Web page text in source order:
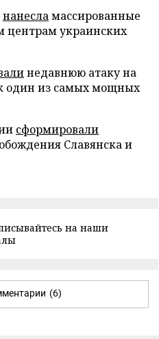
нанесламассированные
центрам украинских
недавнюю атаку на
один из самых мощных
сформировали
Славянска и
на наши
(6)